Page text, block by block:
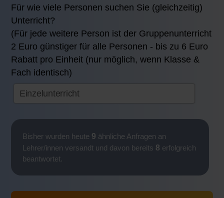
Für wie viele Personen suchen Sie (gleichzeitig)
Unterricht?
(Für jede weitere Person ist der Gruppenunterricht
2 Euro günstiger für alle Personen - bis zu 6 Euro
Rabatt pro Einheit (nur möglich, wenn Klasse &
Fach identisch)
Bisher wurden heute 9 ähnliche Anfragen an
Lehrer/innen versandt und davon bereits 8 erfolgreich
beantwortet.